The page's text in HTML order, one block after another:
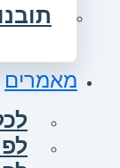
מאמרים